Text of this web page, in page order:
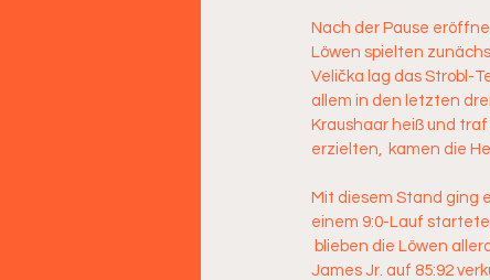
Nach der Pause
Löwen spielten
Velička lag das Strobl-
allem in den letzten
Kraushaar heiß und
erzielten,  kamen die
Mit diesem Stand ging
einem 9:0-Lauf
blieben die Löwen
James Jr. auf 85:92